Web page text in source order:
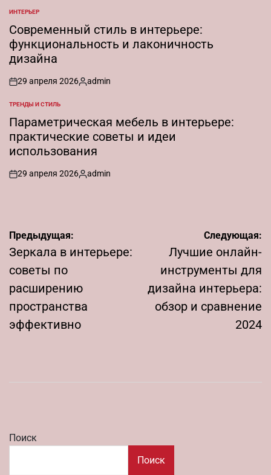
ОПУБЛИКОВАНО
В
ИНТЕРЬЕР
Современный стиль в интерьере:
функциональность и лаконичность
дизайна
on
29 апреля 2026
Запись
admin
ОПУБЛИКОВАНО
В
ТРЕНДЫ И СТИЛЬ
Параметрическая мебель в интерьере:
практические советы и идеи
использования
on
29 апреля 2026
Запись
admin
Навигация
по
записям
Предыдущая:
Зеркала в интерьере:
советы по
расширению
пространства
эффективно
Следующая:
Лучшие онлайн-
инструменты для
дизайна интерьера:
обзор и сравнение
2024
Поиск
Поиск